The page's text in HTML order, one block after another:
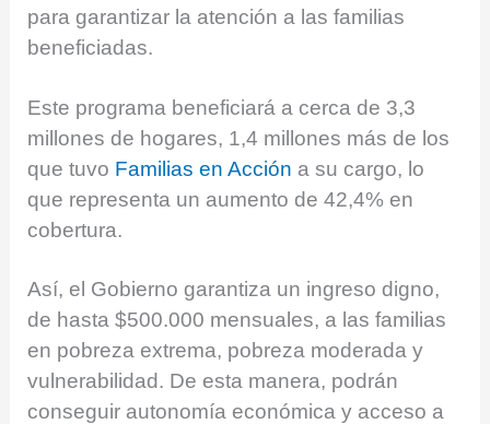
para garantizar la atención a las familias
beneficiadas.
Este programa beneficiará a cerca de 3,3
millones de hogares, 1,4 millones más de los
que tuvo Familias en Acción a su cargo, lo
que representa un aumento de 42,4% en
cobertura.
Así, el Gobierno garantiza un ingreso digno,
de hasta $500.000 mensuales, a las familias
en pobreza extrema, pobreza moderada y
vulnerabilidad. De esta manera, podrán
conseguir autonomía económica y acceso a